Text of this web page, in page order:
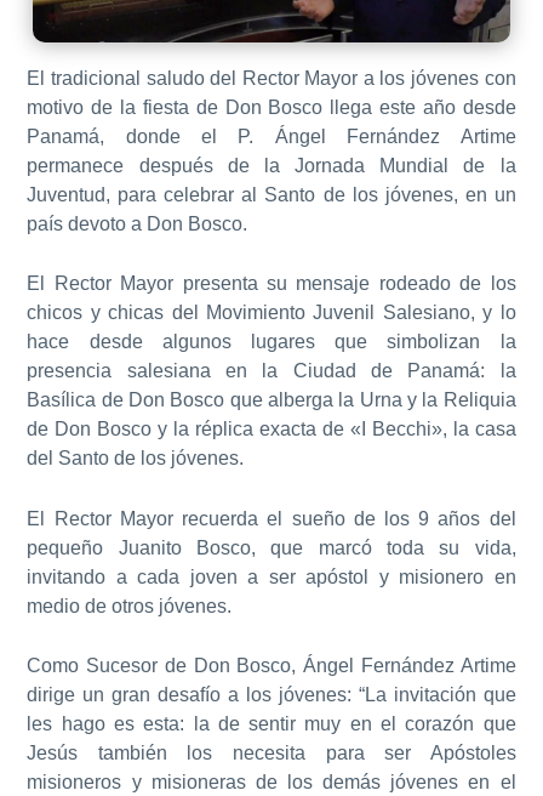
El tradicional saludo del Rector Mayor a los jóvenes con
motivo de la fiesta de Don Bosco llega este año desde
Panamá, donde el P. Ángel Fernández Artime
permanece después de la Jornada Mundial de la
Juventud, para celebrar al Santo de los jóvenes, en un
país devoto a Don Bosco.
El Rector Mayor presenta su mensaje rodeado de los
chicos y chicas del Movimiento Juvenil Salesiano, y lo
hace desde algunos lugares que simbolizan la
presencia salesiana en la Ciudad de Panamá: la
Basílica de Don Bosco que alberga la Urna y la Reliquia
de Don Bosco y la réplica exacta de «I Becchi», la casa
del Santo de los jóvenes.
El Rector Mayor recuerda el sueño de los 9 años del
pequeño Juanito Bosco, que marcó toda su vida,
invitando a cada joven a ser apóstol y misionero en
medio de otros jóvenes.
Como Sucesor de Don Bosco, Ángel Fernández Artime
dirige un gran desafío a los jóvenes: “La invitación que
les hago es esta: la de sentir muy en el corazón que
Jesús también los necesita para ser Apóstoles
misioneros y misioneras de los demás jóvenes en el